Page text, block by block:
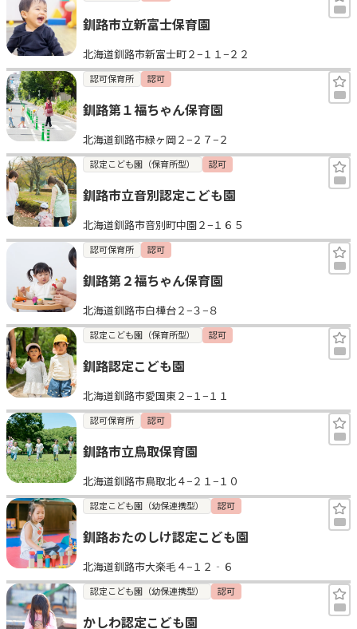
釧路市立新富士保育園
北海道釧路市新富士町２−１１−２２
認可保育所 認可
釧路第１福ちゃん保育園
北海道釧路市緑ヶ岡２−２７−２
認定こども園（保育所型） 認可
釧路市立音別認定こども園
北海道釧路市音別町中園２−１６５
認可保育所 認可
釧路第２福ちゃん保育園
北海道釧路市白樺台２−３−８
認定こども園（保育所型） 認可
釧路認定こども園
北海道釧路市愛国東２−１−１１
認可保育所 認可
釧路市立鳥取保育園
北海道釧路市鳥取北４−２１−１０
認定こども園（幼保連携型） 認可
釧路おたのしけ認定こども園
北海道釧路市大楽毛４−１２‐６
認定こども園（幼保連携型） 認可
かしわ認定こども園